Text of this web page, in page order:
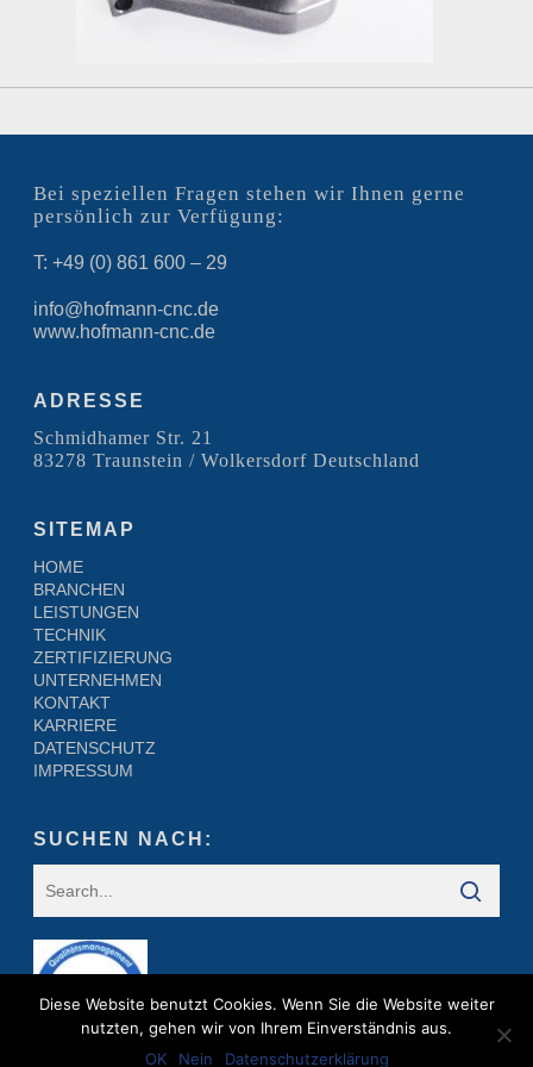
Bei speziellen Fragen stehen wir Ihnen gerne
persönlich zur Verfügung:
T: +49 (0) 861 600 – 29
info@hofmann-cnc.de
www.hofmann-cnc.de
ADRESSE
Schmidhamer Str. 21
83278 Traunstein / Wolkersdorf Deutschland
SITEMAP
HOME
BRANCHEN
LEISTUNGEN
TECHNIK
ZERTIFIZIERUNG
UNTERNEHMEN
KONTAKT
KARRIERE
DATENSCHUTZ
IMPRESSUM
SUCHEN NACH:
Diese Website benutzt Cookies. Wenn Sie die Website weiter
nutzten, gehen wir von Ihrem Einverständnis aus.
OK
Nein Datenschutzerklärung